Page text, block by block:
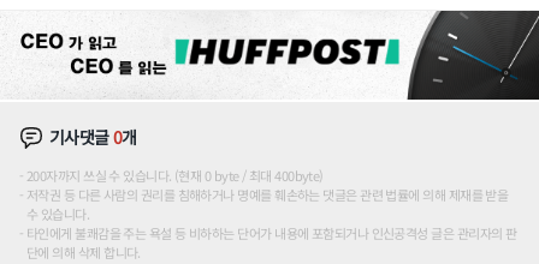
기사댓글0개
200자까지 쓰실 수 있습니다. (현재 0 byte / 최대 400byte)
저작권 등 다른 사람의 권리를 침해하거나 명예를 훼손하는 댓글은 관련 법률에 의해 제재를 받을
수 있습니다.
타인에게 불쾌감을 주는 욕설 등 비하하는 단어가 내용에 포함되거나 인신공격성 글은 관리자의 판
단에 의해 삭제 합니다.